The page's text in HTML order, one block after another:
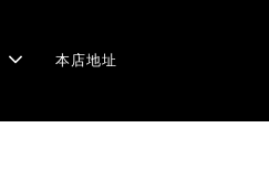
本店地址